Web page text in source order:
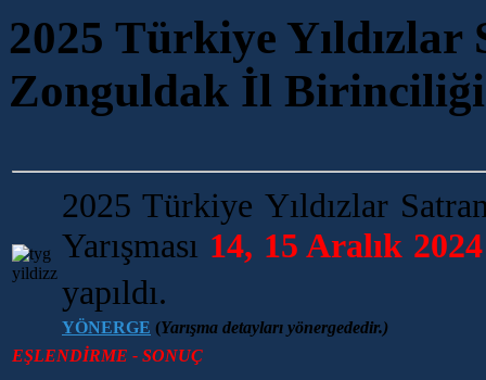
2025 Türkiye Yıldızlar
Zonguldak İl Birinciliği
2025 Türkiye Yıldızlar
Yarışması 14, 15 Aralık 2024
yapıldı.
YÖNERGE (Yarışma detayları yönergededir.)
EŞLENDİRME - SONUÇ